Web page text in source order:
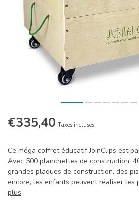
€335,40 Taxes incluses
Ce méga coffret éducatif JoinClips est
Avec 500 planchettes de construction,
grandes plaques de construction, des
encore, les enfants peuvent réaliser les
plus.